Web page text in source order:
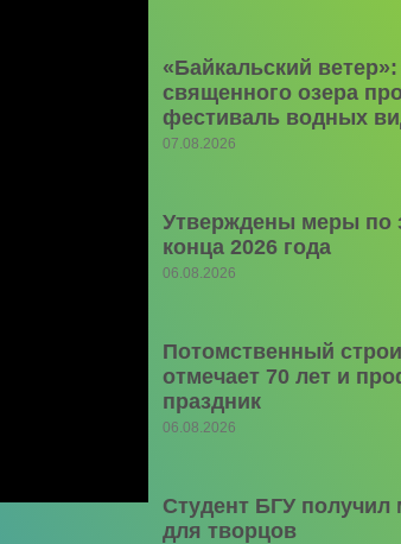
«Байкальский
священного озера
фестиваль водных
07.08.2026
Утверждены меры по
конца 2026 года
06.08.2026
Потомственный
отмечает 70 лет и
праздник
06.08.2026
Студент БГУ получил
для творцов